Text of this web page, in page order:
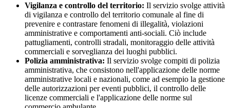
Vigilanza e controllo del territorio: Il servizio svolge attività
di vigilanza e controllo del territorio comunale al fine di
prevenire e contrastare fenomeni di illegalità, violazioni
amministrative e comportamenti anti-sociali. Ciò include
pattugliamenti, controlli stradali, monitoraggio delle attività
commerciali e sorveglianza dei luoghi pubblici.
Polizia amministrativa: Il servizio svolge compiti di polizia
amministrativa, che consistono nell'applicazione delle norme
amministrative locali e nazionali, come ad esempio la gestione
delle autorizzazioni per eventi pubblici, il controllo delle
licenze commerciali e l'applicazione delle norme sul